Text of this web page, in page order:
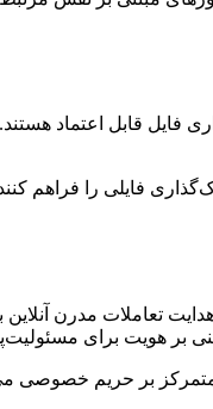
فایلی را فراهم
هدایت تعاملات